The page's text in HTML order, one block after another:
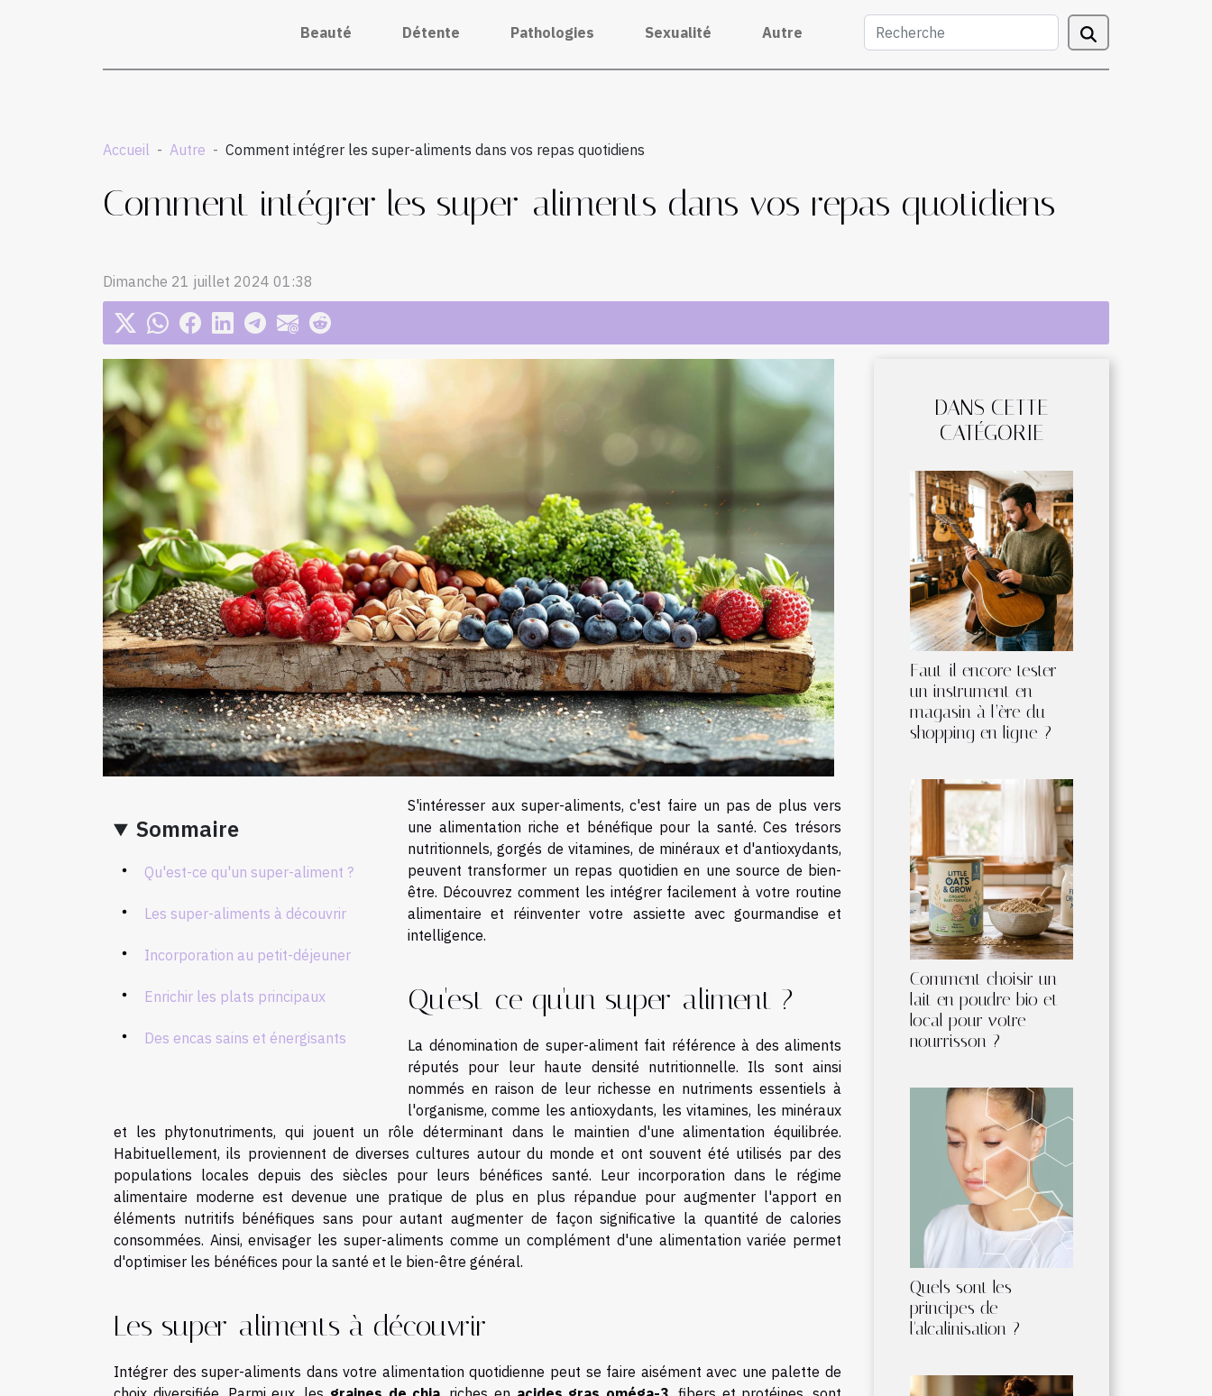
Beauté Détente Pathologies Sexualité Autre
Accueil Autre Comment intégrer les super-aliments dans vos repas quotidiens
Comment intégrer les super-aliments dans vos repas quotidiens
Dimanche 21 juillet 2024 01:38
Sommaire
Qu'est-ce qu'un super-aliment ?
Les super-aliments à découvrir
Incorporation au petit-déjeuner
Enrichir les plats principaux
Des encas sains et énergisants
S'intéresser aux super-aliments, c'est faire un pas de plus vers
une alimentation riche et bénéfique pour la santé. Ces trésors
nutritionnels, gorgés de vitamines, de minéraux et d'antioxydants,
peuvent transformer un repas quotidien en une source de bien-
être. Découvrez comment les intégrer facilement à votre routine
alimentaire et réinventer votre assiette avec gourmandise et
intelligence.
Qu'est-ce qu'un super-aliment ?
La dénomination de super-aliment fait référence à des aliments
réputés pour leur haute densité nutritionnelle. Ils sont ainsi
nommés en raison de leur richesse en nutriments essentiels à
l'organisme, comme les antioxydants, les vitamines, les minéraux
et les phytonutriments, qui jouent un rôle déterminant dans le maintien d'une alimentation équilibrée.
Habituellement, ils proviennent de diverses cultures autour du monde et ont souvent été utilisés par des
populations locales depuis des siècles pour leurs bénéfices santé. Leur incorporation dans le régime
alimentaire moderne est devenue une pratique de plus en plus répandue pour augmenter l'apport en
éléments nutritifs bénéfiques sans pour autant augmenter de façon significative la quantité de calories
consommées. Ainsi, envisager les super-aliments comme un complément d'une alimentation variée permet
d'optimiser les bénéfices pour la santé et le bien-être général.
Les super-aliments à découvrir
Intégrer des super-aliments dans votre alimentation quotidienne peut se faire aisément avec une palette de
DANS CETTE
CATÉGORIE
Faut-il encore tester
un instrument en
magasin à l’ère du
shopping en ligne ?
Comment choisir un
lait en poudre bio et
local pour votre
nourrisson ?
Quels sont les
principes de
l'alcalinisation ?